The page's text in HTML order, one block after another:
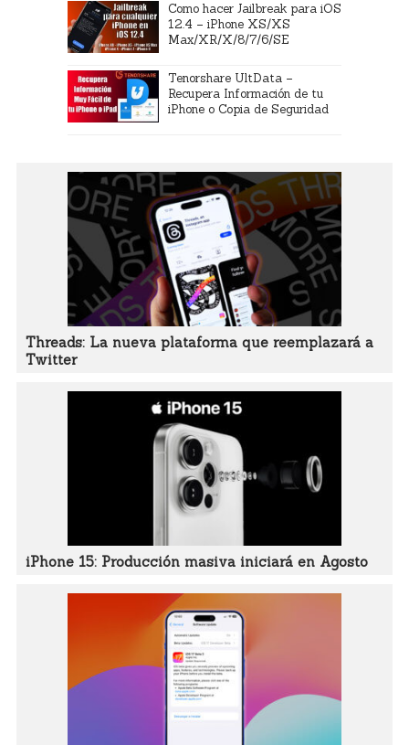
Como hacer Jailbreak para iOS
12.4 – iPhone XS/XS
Max/XR/X/8/7/6/SE
Tenorshare UltData –
Recupera Información de tu
iPhone o Copia de Seguridad
Threads: La nueva plataforma que reemplazará a
Twitter
iPhone 15: Producción masiva iniciará en Agosto